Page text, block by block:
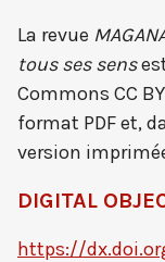
La revue
tous ses sens
Commons CC
format PDF et,
version
DIGITAL
https://